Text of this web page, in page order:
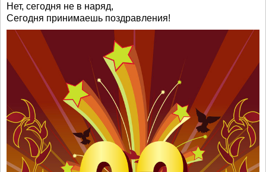
Нет, сегодня не в наряд,
Сегодня принимаешь поздравления!